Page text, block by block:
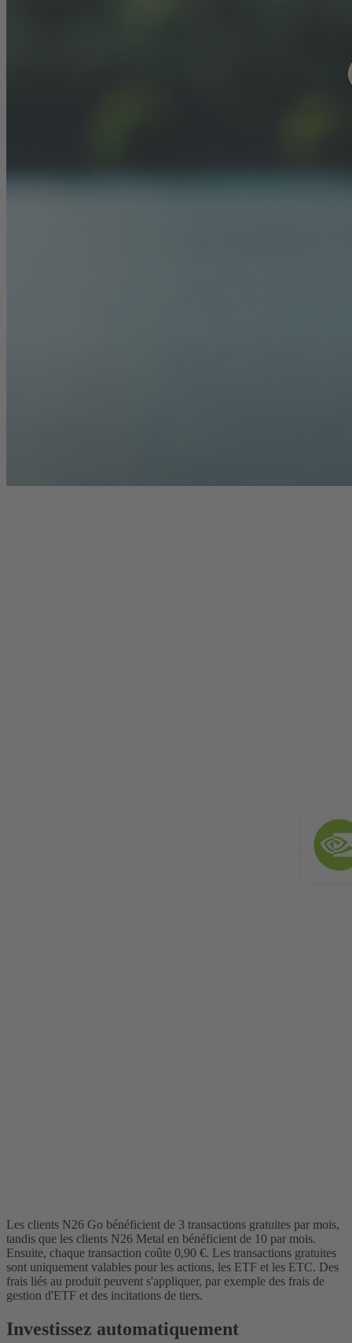
Les clients N26 Go bénéficient de 3 transactions gratuites par mois,
tandis que les clients N26 Metal en bénéficient de 10 par mois.
Ensuite, chaque transaction coûte 0,90 €. Les transactions gratuites
sont uniquement valables pour les actions, les ETF et les ETC. Des
frais liés au produit peuvent s'appliquer, par exemple des frais de
gestion d'ETF et des incitations de tiers.
Investissez automatiquement